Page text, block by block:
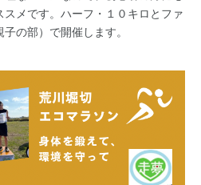
メです。ハーフ・１０キロとファ
の部）で開催します。